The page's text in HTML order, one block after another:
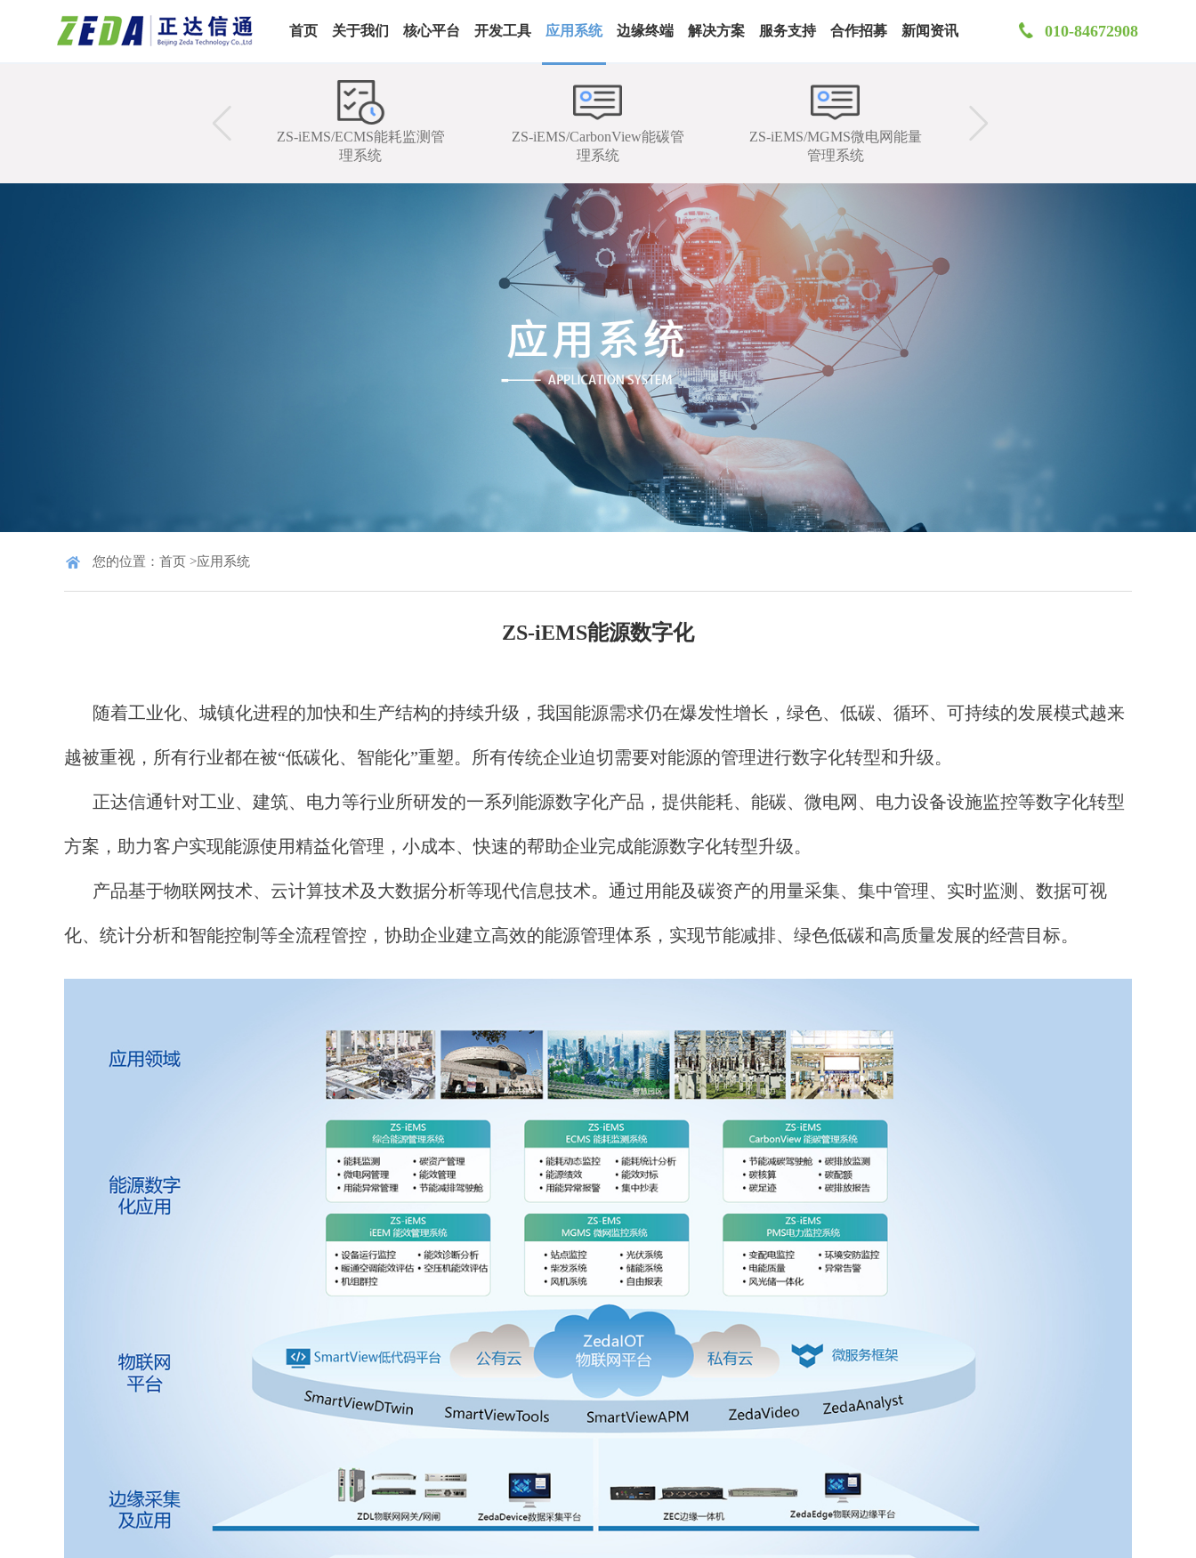
首页 关于我们 核心平台 开发工具 应用系统 边缘终端 解决方案 服务支持 合作招募 新闻资讯 010-84672908
ZS-iEMS/ECMS能耗监测管
理系统
ZS-iEMS/CarbonView能碳管
理系统
ZS-iEMS/MGMS微电网能量
管理系统
您的位置： 首页 >应用系统
ZS-iEMS能源数字化
随着工业化、城镇化进程的加快和生产结构的持续升级，我国能源需求仍在爆发性增长，绿色、低碳、循环、可持续的发展模式越来
越被重视，所有行业都在被“低碳化、智能化”重塑。所有传统企业迫切需要对能源的管理进行数字化转型和升级。
正达信通针对工业、建筑、电力等行业所研发的一系列能源数字化产品，提供能耗、能碳、微电网、电力设备设施监控等数字化转型
方案，助力客户实现能源使用精益化管理，小成本、快速的帮助企业完成能源数字化转型升级。
产品基于物联网技术、云计算技术及大数据分析等现代信息技术。通过用能及碳资产的用量采集、集中管理、实时监测、数据可视
化、统计分析和智能控制等全流程管控，协助企业建立高效的能源管理体系，实现节能减排、绿色低碳和高质量发展的经营目标。